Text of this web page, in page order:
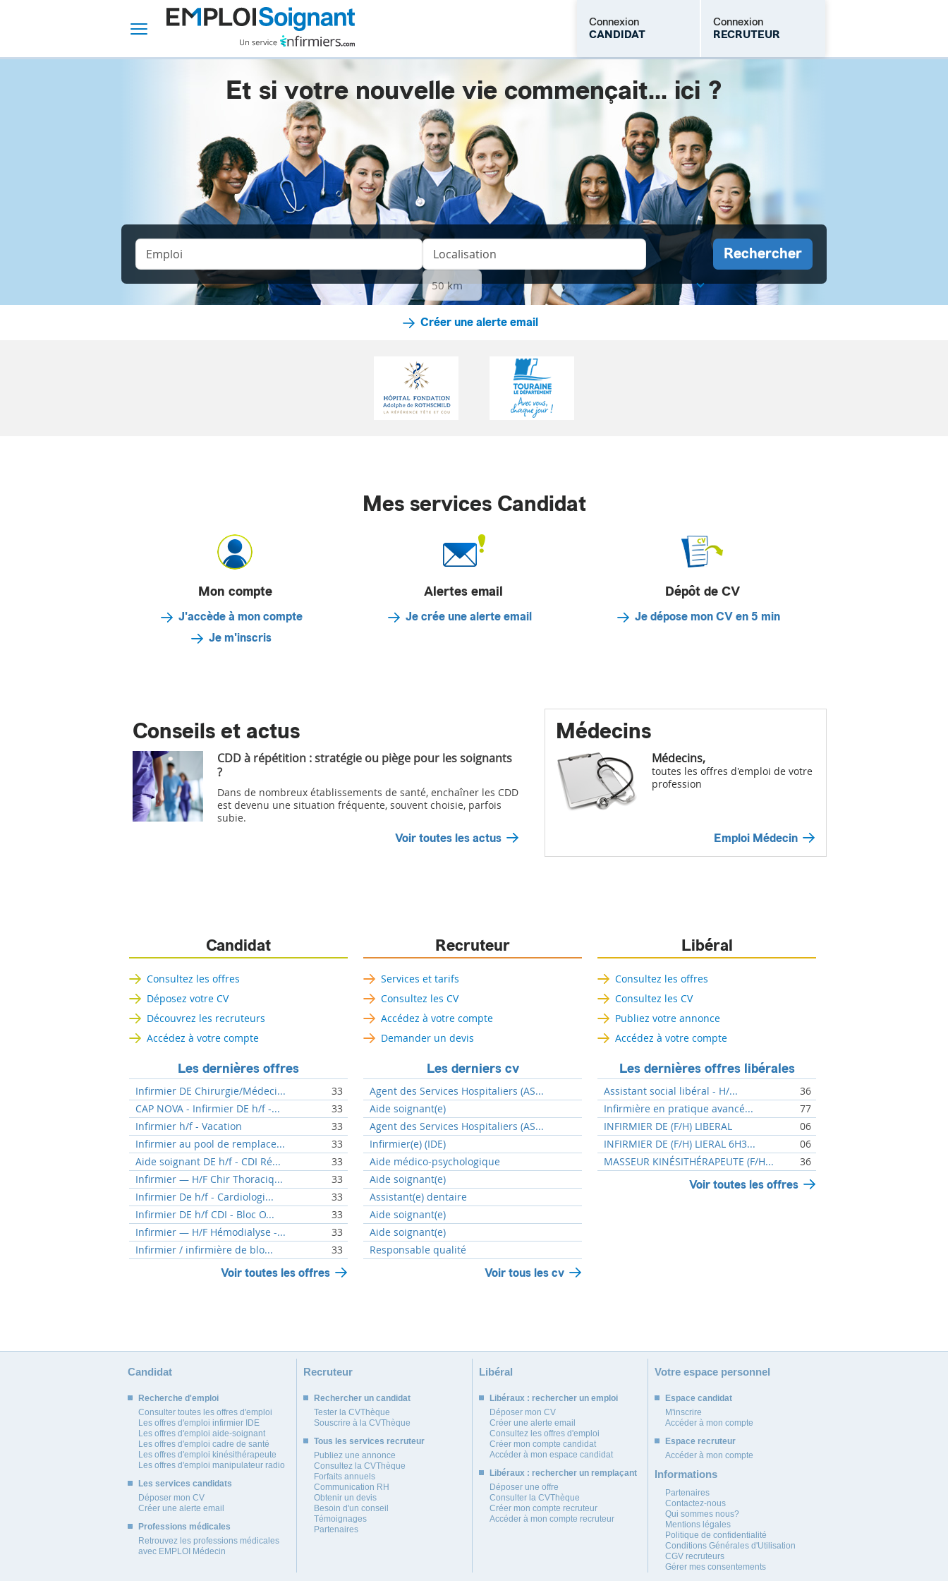
Connexion
CANDIDAT
Connexion
RECRUTEUR
M'inscrire Mot de passe oublié
Et si votre nouvelle vie commençait... ici ?
Créer une alerte email
Mes services Candidat
Mon compte
J'accède à mon compte
Je m'inscris
Alertes email
Je crée une alerte email
Dépôt de CV
Je dépose mon CV en 5 min
Conseils et actus
CDD à répétition : stratégie ou piège pour les soignants
?
Dans de nombreux établissements de santé, enchaîner les CDD
est devenu une situation fréquente, souvent choisie, parfois
subie.
Voir toutes les actus
Médecins
Médecins,
toutes les offres d'emploi de votre
profession
Emploi Médecin
Candidat
Consultez les offres
Déposez votre CV
Découvrez les recruteurs
Accédez à votre compte
Les dernières offres
Infirmier DE Chirurgie/Médeci...
33
CAP NOVA - Infirmier DE h/f -...
33
Infirmier h/f - Vacation
33
Infirmier au pool de remplace...
33
Aide soignant DE h/f - CDI Ré...
33
Infirmier — H/F Chir Thoraciq...
33
Infirmier De h/f - Cardiologi...
33
Infirmier DE h/f CDI - Bloc O...
33
Infirmier — H/F Hémodialyse -...
33
Infirmier / infirmière de blo...
33
Voir toutes les offres
Recruteur
Services et tarifs
Consultez les CV
Accédez à votre compte
Demander un devis
Les derniers cv
Agent des Services Hospitaliers (AS...
Aide soignant(e)
Agent des Services Hospitaliers (AS...
Infirmier(e) (IDE)
Aide médico-psychologique
Aide soignant(e)
Assistant(e) dentaire
Aide soignant(e)
Aide soignant(e)
Responsable qualité
Voir tous les cv
Libéral
Consultez les offres
Consultez les CV
Publiez votre annonce
Accédez à votre compte
Les dernières offres libérales
Assistant social libéral - H/...
36
Infirmière en pratique avancé...
77
INFIRMIER DE (F/H) LIBERAL
06
INFIRMIER DE (F/H) LIERAL 6H3...
06
MASSEUR KINÉSITHÉRAPEUTE (F/H...
36
Voir toutes les offres
Candidat
Recherche d'emploi
Consulter toutes les offres d'emploi
Les offres d'emploi infirmier IDE
Les offres d'emploi aide-soignant
Les offres d'emploi cadre de santé
Les offres d'emploi kinésithérapeute
Les offres d'emploi manipulateur radio
Les services candidats
Déposer mon CV
Créer une alerte email
Professions médicales
Retrouvez les professions médicales
avec EMPLOI Médecin
Recruteur
Rechercher un candidat
Tester la CVThèque
Souscrire à la CVThèque
Tous les services recruteur
Publiez une annonce
Consultez la CVThèque
Forfaits annuels
Communication RH
Obtenir un devis
Besoin d'un conseil
Témoignages
Partenaires
Libéral
Libéraux : rechercher un emploi
Déposer mon CV
Créer une alerte email
Consultez les offres d'emploi
Créer mon compte candidat
Accéder à mon espace candidat
Libéraux : rechercher un remplaçant
Déposer une offre
Consulter la CVThèque
Créer mon compte recruteur
Accéder à mon compte recruteur
Votre espace personnel
Espace candidat
M'inscrire
Accéder à mon compte
Espace recruteur
Accéder à mon compte
Informations
Partenaires
Contactez-nous
Qui sommes nous?
Mentions légales
Politique de confidentialité
Conditions Générales d'Utilisation
CGV recruteurs
Gérer mes consentements